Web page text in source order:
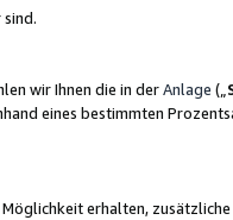
wir Ihnen die in derAnlage („
eines bestimmten
erhalten,